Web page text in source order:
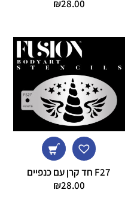
₪28.00
F27 חד קרן עם כנפיים
₪28.00